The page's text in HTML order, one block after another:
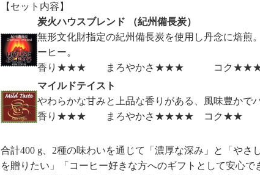
【セット内容】
炭火ハウスブレンド （紀州備長炭）
無形文化財指定の紀州備長炭を使用し丹念に焙煎
ーヒー。
香り★★★ まろやかさ★★★ コ
マイルドテイスト
やわらかな甘みと上品な香りがある、風味豊かで
香り★★★ まろやかさ★★★★
合計400 g、2種の味わいを通じて「濃厚な深み」と「や
を贈りたい」「コーヒー好きな方へのギフトとして安心